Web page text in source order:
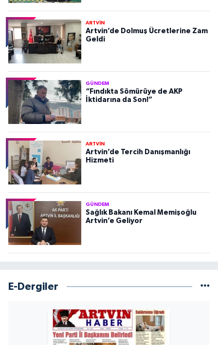
ARTVİN
Artvin’de Dolmuş Ücretlerine Zam
Geldi
GÜNDEM
“Fındıkta Sömürüye de AKP
İktidarına da Son!”
ARTVİN
Artvin’de Tercih Danışmanlığı
Hizmeti
GÜNDEM
Sağlık Bakanı Kemal Memişoğlu
Artvin’e Geliyor
E-Dergiler